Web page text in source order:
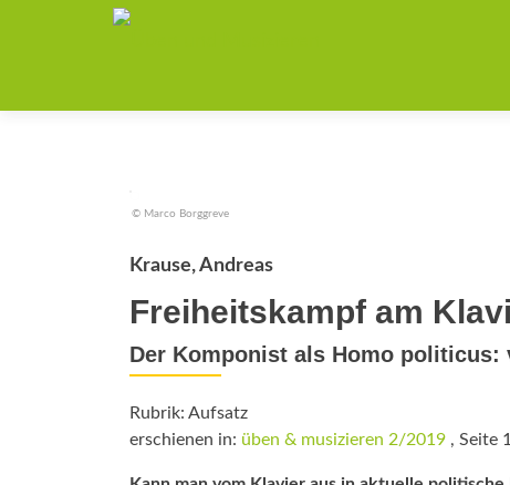
© Marco Borggreve
Krause, Andreas
Freiheitskampf am
Der Komponist als Homo politicus:
Rubrik: Aufsatz
erschienen in: üben & musizieren 2/2019 , Seite